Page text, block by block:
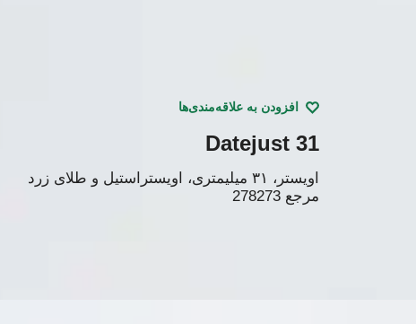
افزودن به علاقه‌مندی‌ها
Datejust 31
اویستر، ۳۱ میلیمتری، اویستراستیل و طلای زرد
مرجع 278273